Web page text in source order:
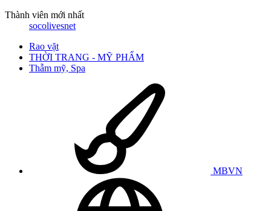
Thành viên mới nhất
socolivesnet
Rao vặt
THỜI TRANG - MỸ PHẨM
Thẫm mỹ, Spa
MBVN